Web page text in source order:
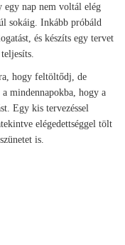
egy nap nem voltál elég
sokáig. Inkább próbáld
és készíts egy tervet
hogy feltöltődj, de
mindennapokba, hogy a
Egy kis tervezéssel
elégedettséggel tölt
is.